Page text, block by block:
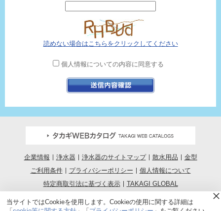
読めない場合はこちらをクリックしてください
個人情報についての内容に同意する
企業情報 浄水器 浄水器のサイトマップ 散水用品
金型
ご利用条件
プライバシーポリシー
個人情報について
特定商取引法に基づく表示
TAKAGI GLOBAL
COPYRIGHT © TAKAGI CO.,LTD.
ALL RIGHTS RESERVED.
当サイトではCookieを使用します。Cookieの使用に関する詳細は